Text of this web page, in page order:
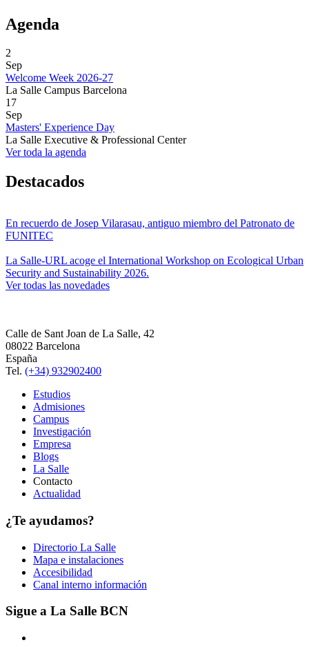
Agenda
2
Sep
Welcome Week 2026-27
La Salle Campus Barcelona
17
Sep
Masters' Experience Day
La Salle Executive & Professional Center
Ver toda la agenda
Destacados
En recuerdo de Josep Vilarasau, antiguo miembro del Patronato de
FUNITEC
La Salle-URL acoge el International Workshop on Ecological Urban
Security and Sustainability 2026.
Ver todas las novedades
Calle de Sant Joan de La Salle, 42
08022 Barcelona
España
Tel. (+34) 932902400
Estudios
Admisiones
Campus
Investigación
Empresa
Blogs
La Salle
Contacto
Actualidad
¿Te ayudamos?
Directorio La Salle
Mapa e instalaciones
Accesibilidad
Canal interno información
Sigue a La Salle BCN